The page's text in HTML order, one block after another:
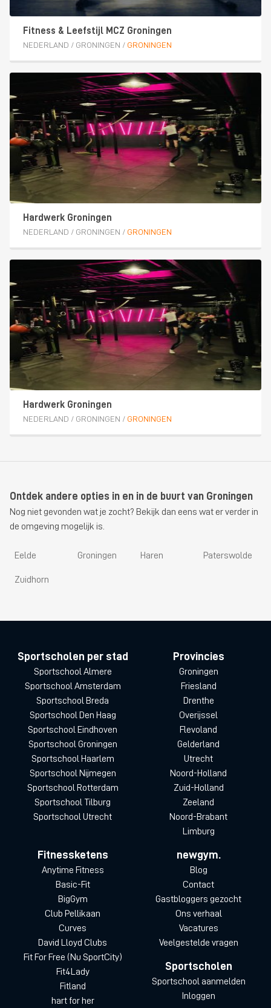
Fitness & Leefstijl MCZ Groningen
NEDERLAND / GRONINGEN / GRONINGEN
Hardwerk Groningen
NEDERLAND / GRONINGEN / GRONINGEN
Hardwerk Groningen
NEDERLAND / GRONINGEN / GRONINGEN
Ontdek andere opties in en in de buurt van Groningen
Nog niet gevonden wat je zocht? Bekijk dan eens wat er verder in
de omgeving mogelijk is.
Eelde Groningen Haren Paterswolde
Zuidhorn
Sportscholen per stad
Sportschool Almere
Sportschool Amsterdam
Sportschool Breda
Sportschool Den Haag
Sportschool Eindhoven
Sportschool Groningen
Sportschool Haarlem
Sportschool Nijmegen
Sportschool Rotterdam
Sportschool Tilburg
Sportschool Utrecht
Provincies
Groningen
Friesland
Drenthe
Overijssel
Flevoland
Gelderland
Utrecht
Noord-Holland
Zuid-Holland
Zeeland
Noord-Brabant
Limburg
Fitnessketens
Anytime Fitness
Basic-Fit
BigGym
Club Pellikaan
Curves
David Lloyd Clubs
Fit For Free (Nu SportCity)
Fit4Lady
Fitland
hart for her
newgym.
Blog
Contact
Gastbloggers gezocht
Ons verhaal
Vacatures
Veelgestelde vragen
Sportscholen
Sportschool aanmelden
Inloggen